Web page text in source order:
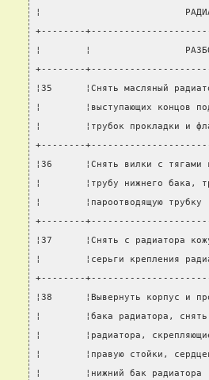
¦
+--------
¦        ¦
+--------
¦35      ¦Снять масляный
¦        ¦выступающих концов
¦        ¦трубок
+--------
¦36      ¦Снять вилки с
¦        ¦трубу нижнего бака,
¦        ¦пароотводящую
+--------
¦37      ¦Снять с радиатора
¦        ¦серьги крепления
+--------
¦38      ¦Вывернуть корпус и
¦        ¦бака радиатора,
¦        ¦радиатора,
¦        ¦правую стойки,
¦        ¦нижний бак